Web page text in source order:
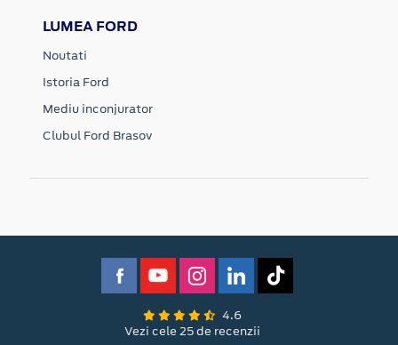
LUMEA FORD
Noutati
Istoria Ford
Mediu inconjurator
Clubul Ford Brasov
4.6
Vezi cele 25 de recenzii